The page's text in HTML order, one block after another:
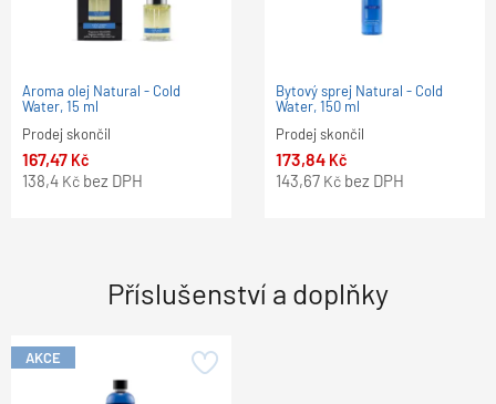
Aroma olej Natural - Cold
Water, 15 ml
Prodej skončil
167,47 Kč
138,4 Kč bez DPH
Bytový sprej Natural - Cold
Water, 150 ml
Prodej skončil
173,84 Kč
143,67 Kč bez DPH
Příslušenství a doplňky
AKCE